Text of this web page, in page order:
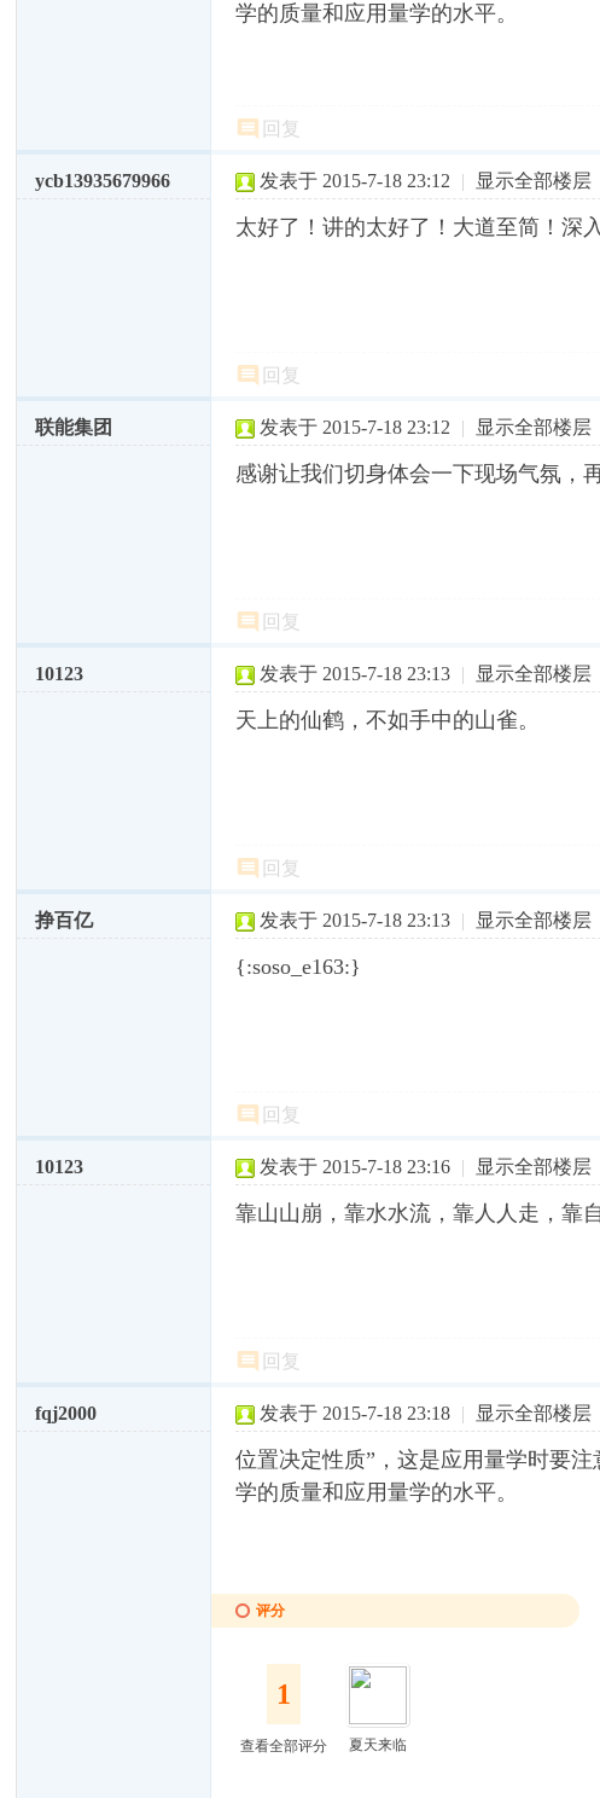
学的质量和应用量学的水平。
回复
ycb13935679966 发表于 2015-7-18 23:12 | 显示全部楼层
太好了！讲的太好了！大道至简！深
回复
联能集团 发表于 2015-7-18 23:12 | 显示全部楼层
感谢让我们切身体会一下现场气氛，
回复
10123 发表于 2015-7-18 23:13 | 显示全部楼层
天上的仙鹤，不如手中的山雀。
回复
挣百亿 发表于 2015-7-18 23:13 | 显示全部楼层
{:soso_e163:}
回复
10123 发表于 2015-7-18 23:16 | 显示全部楼层
靠山山崩，靠水水流，靠人人走，靠
回复
fqj2000 发表于 2015-7-18 23:18 | 显示全部楼层
位置决定性质”，这是应用量学时要
学的质量和应用量学的水平。
评分
1
查看全部评分 夏天来临